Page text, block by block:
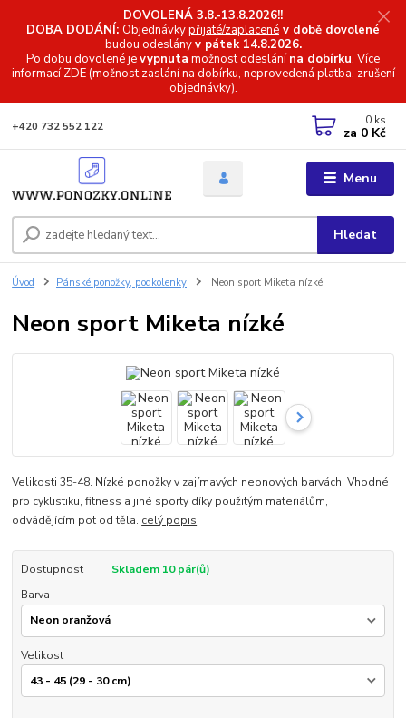
DOVOLENÁ 3.8.-13.8.2026!!
DOBA DODÁNÍ: Objednávkypřijaté/zaplacené v době dovolené
budou odeslányv pátek 14.8.2026.
Po dobu dovolené jevypnuta možnost odeslánína dobírku. Více
informacíZDE (možnost zaslání na dobírku, neprovedená platba, zrušení
objednávky).
Menu
Hledat
+420 732 552 122 0 ks
za 0 Kč
Úvod Pánské ponožky, podkolenky Neon sport Miketa nízké
Neon sport Miketa nízké
Velikosti 35-48. Nízké ponožky v zajímavých neonových barvách. Vhodné
pro cyklistiku, fitness a jiné sporty díky použitým materiálům,
odvádějícím pot od těla. celý popis
Dostupnost
Skladem 10 pár(ů)
Barva
Velikost